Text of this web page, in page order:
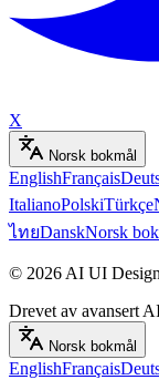
X
Norsk bokmål
EnglishFrançais
ItalianoPolskiTürkçe
ไทยDanskNorsk
© 2026 AI UI
Drevet av avansert
Norsk bokmål
EnglishFrançais